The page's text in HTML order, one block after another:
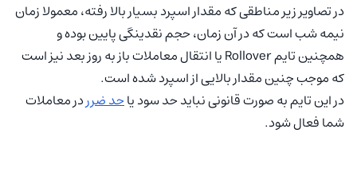
در تصاویر زیر مناطقی که مقدار اسپرد بسیار بالا رفته، معمولا زمان
نیمه شب است که در آن زمان، حجم نقدینگی پایین بوده و
همچنین تایم Rollover یا انتقال معاملات باز به روز بعد نیز است
که موجب چنین مقدار بالایی از اسپرد شده است.
در این تایم به صورت قانونینبایدحد سود یاحد ضرردر معاملات
شما فعال شود.